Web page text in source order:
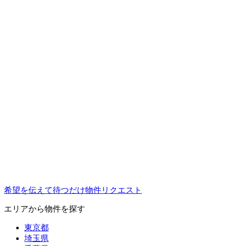
希望を伝えて待つだけ物件リクエスト
エリアから物件を探す
東京都
埼玉県